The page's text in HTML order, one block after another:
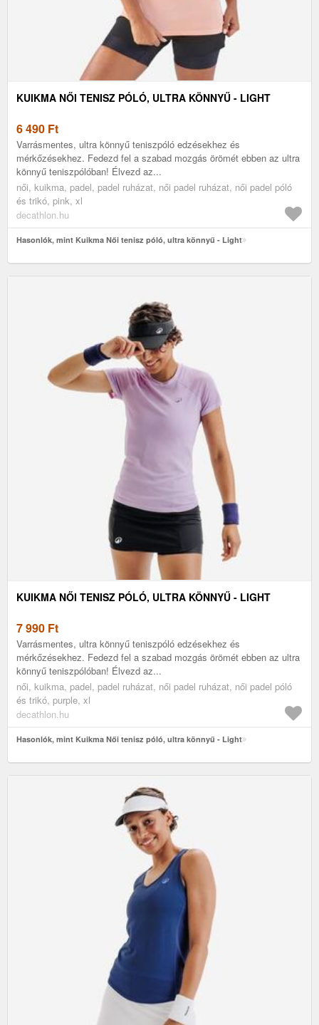
KUIKMA NŐI TENISZ PÓLÓ, ULTRA KÖNNYŰ - LIGHT
6 490 Ft
Varrásmentes, ultra könnyű teniszpóló edzésekhez és
mérkőzésekhez. Fedezd fel a szabad mozgás örömét ebben az ultra
könnyű teniszpólóban! Élvezd az...
női, kuikma, padel, padel ruházat, női padel ruházat, női padel póló
és trikó, pink, xl
decathlon.hu
Hasonlók, mint Kuikma Női tenisz póló, ultra könnyű - Light
KUIKMA NŐI TENISZ PÓLÓ, ULTRA KÖNNYŰ - LIGHT
7 990 Ft
Varrásmentes, ultra könnyű teniszpóló edzésekhez és
mérkőzésekhez. Fedezd fel a szabad mozgás örömét ebben az ultra
könnyű teniszpólóban! Élvezd az...
női, kuikma, padel, padel ruházat, női padel ruházat, női padel póló
és trikó, purple, xl
decathlon.hu
Hasonlók, mint Kuikma Női tenisz póló, ultra könnyű - Light